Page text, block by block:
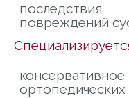
повреждений
ортопедических